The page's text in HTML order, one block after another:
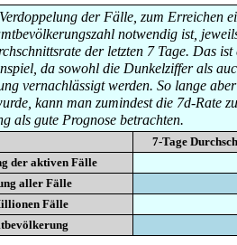
der Fälle, zum Erreichen
notwendig ist,
der letzten 7 Tage. Das ist
da sowohl die Dunkelziffer als
vernachlässigt werden. So lange
kann man zumindest die 7d-Rate
als gute Prognose betrachten.
7-Tage
der aktiven Fälle
aller Fälle
Fälle